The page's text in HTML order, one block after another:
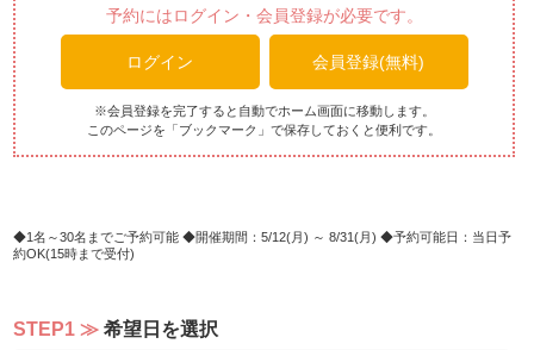
・プチグジュールのカナッペ レバーペースト
・トウモロコシとベーコンのクロスタータ
・彩野菜のピクルスとガスパッチョアンダルシア風
ガスパッチョ
・まめアジのエスカベッシュ レットオニオンのアグロド
ルチェ
・ニョッコフリット 生ハムとパルメザンチーズ
え
え
予約にはログイン・会員登録が必要です。
ログイン 会員登録(無料)
※会員登録を完了すると自動でホーム画面に移動します。
このページを「ブックマーク」で保存しておくと便利です。
1名～30名までご予約可能 開催期間：5/12(月) ～ 8/31(月)
予約可能日：当日予
約OK(15時まで受付)
STEP1 希望日を選択